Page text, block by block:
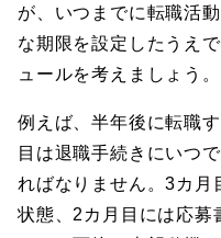
が、いつまでに転職活
な期限を設定したうえ
ュールを考えましょう。
例えば、半年後に転職
目は退職手続きにいつ
ればなりません。3カ月
状態、2カ月目には応募